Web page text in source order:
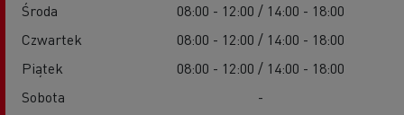
Środa
08:00 - 12:00 / 14:00 - 18:00
Czwartek
08:00 - 12:00 / 14:00 - 18:00
Piątek
08:00 - 12:00 / 14:00 - 18:00
Sobota
-